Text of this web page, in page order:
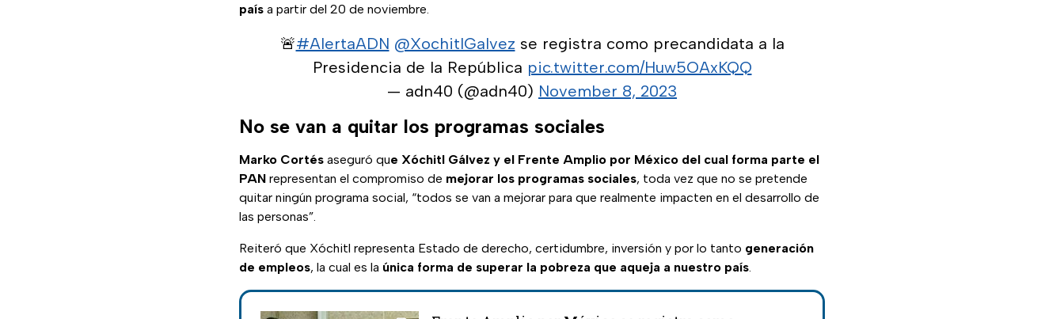
país a partir del 20 de noviembre.
🚨#AlertaADN @XochitlGalvez se registra como precandidata a la
Presidencia de la República pic.twitter.com/Huw5OAxKQQ
— adn40 (@adn40) November 8, 2023
No se van a quitar los programas sociales
Marko Cortés aseguró que Xóchitl Gálvez y el Frente Amplio por México del cual forma parte el
PAN representan el compromiso de mejorar los programas sociales, toda vez que no se pretende
quitar ningún programa social, “todos se van a mejorar para que realmente impacten en el desarrollo de
las personas”.
Reiteró que Xóchitl representa Estado de derecho, certidumbre, inversión y por lo tanto generación
de empleos, la cual es la única forma de superar la pobreza que aqueja a nuestro país